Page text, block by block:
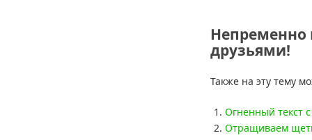
Непременно
друзьями!
Также на эту тему
Огненный текст
Отращиваем